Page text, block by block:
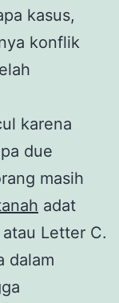
kasus,
konflik
karena
due
masih
adat
Letter C.
dalam